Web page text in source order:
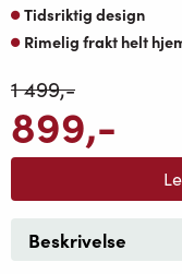
Tidsriktig design
Rimelig frakt helt
1 499,-
899,-
Beskrivelse